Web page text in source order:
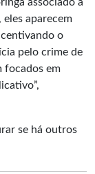
aparecem
o
pelo crime de
focados em
se há outros